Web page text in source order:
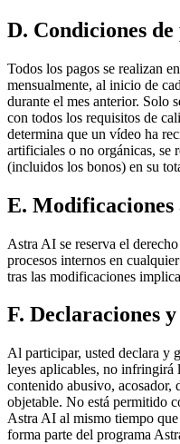
D. Condiciones de
Todos los pagos se realizan
mensualmente, al inicio de
durante el mes anterior. Solo
con todos los requisitos de
determina que un vídeo ha
artificiales o no orgánicas, se
(incluidos los bonos) en su
E. Modificaciones
Astra AI se reserva el
procesos internos en
tras las modificaciones
F. Declaraciones
Al participar, usted declara y
leyes aplicables, no infringirá
contenido abusivo,
objetable. No está permitido
Astra AI al mismo tiempo
forma parte del programa